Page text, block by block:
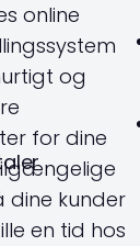
online
og
for dine
dine kunder
en tid hos